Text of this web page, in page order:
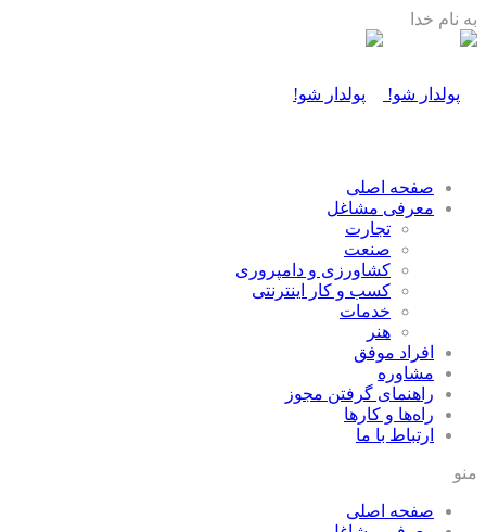
به نام خدا
صفحه اصلی
معرفی مشاغل
تجارت
صنعت
كشاورزی و دامپروری
كسب و كار اينترنتی
خدمات
هنر
افراد موفق
مشاوره
راهنمای گرفتن مجوز
راه‌ها و كارها
ارتباط با ما
منو
صفحه اصلی